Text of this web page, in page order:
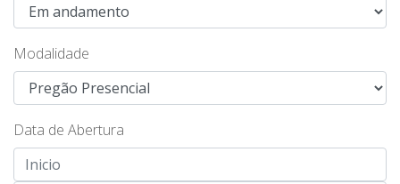
Modalidade
Data de Abertura